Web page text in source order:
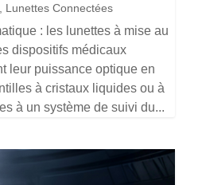
Lunettes Connectées
: les lunettes à mise au
dispositifs médicaux
leur puissance optique en
à cristaux liquides ou à
à un système de suivi du...